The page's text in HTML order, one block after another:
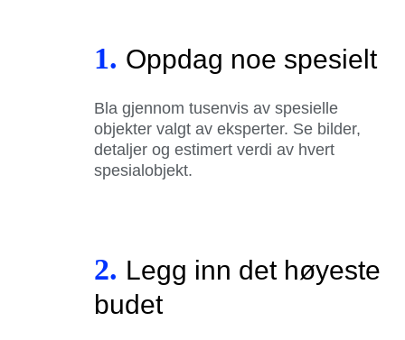
1. Oppdag noe spesielt
Bla gjennom tusenvis av spesielle
objekter valgt av eksperter. Se bilder,
detaljer og estimert verdi av hvert
spesialobjekt.
2. Legg inn det høyeste
budet